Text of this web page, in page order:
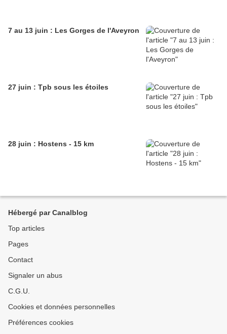
7 au 13 juin : Les Gorges de l'Aveyron
27 juin : Tpb sous les étoiles
28 juin : Hostens - 15 km
Hébergé par Canalblog
Top articles
Pages
Contact
Signaler un abus
C.G.U.
Cookies et données personnelles
Préférences cookies